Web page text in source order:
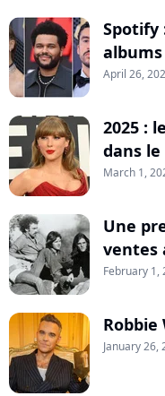
Spotify
April 26,
2025 :
dans
March 1,
Une
ventes
February 1,
January 26,